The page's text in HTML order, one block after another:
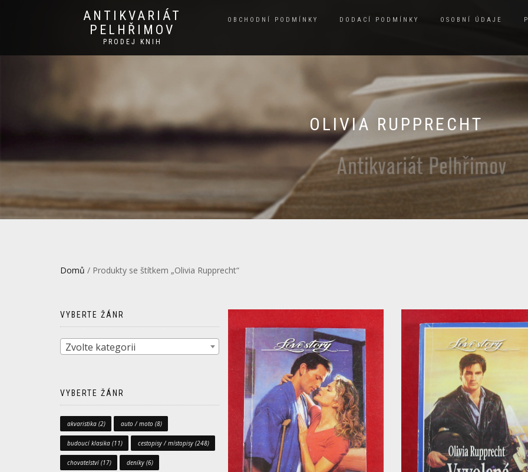
ANTIKVARIÁT
PELHŘIMOV
PRODEJ KNIH
OBCHODNÍ PODMÍNKY DODACÍ PODMÍNKY OSOBNÍ ÚDAJE
OLIVIA RUPPRECHT
Domů / Produkty se štítkem „Olivia Rupprecht“
VYBERTE ŽÁNR
Zvolte kategorii
VYBERTE ŽÁNR
akvaristika (2) auto / moto (8)
budoucí klasika (11) cestopisy / místopisy (248)
chovatelství(17) deníky (6)